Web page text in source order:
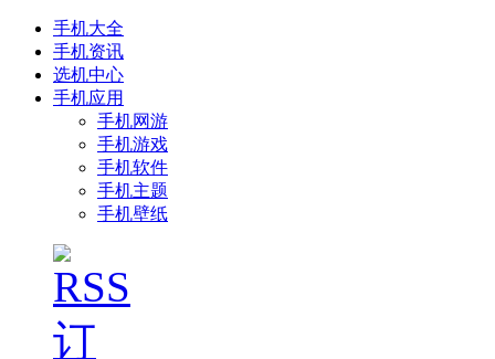
手机大全
手机资讯
选机中心
手机应用
手机网游
手机游戏
手机软件
手机主题
手机壁纸